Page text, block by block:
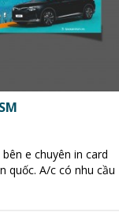
e chuyên in card
quốc. A/c có nhu cầu